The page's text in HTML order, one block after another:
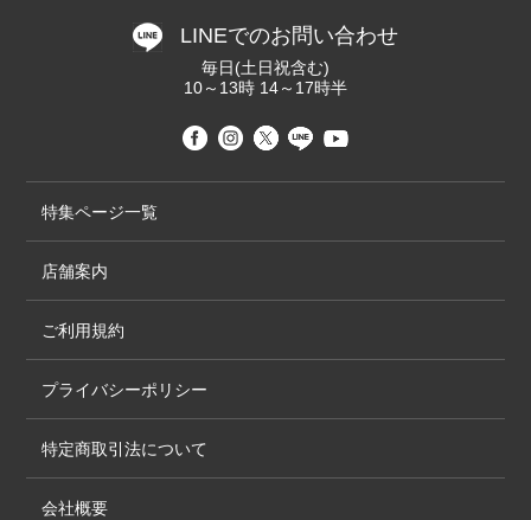
LINEでのお問い合わせ
毎日(土日祝含む)
10～13時 14～17時半
特集ページ一覧
店舗案内
ご利用規約
プライバシーポリシー
特定商取引法について
会社概要